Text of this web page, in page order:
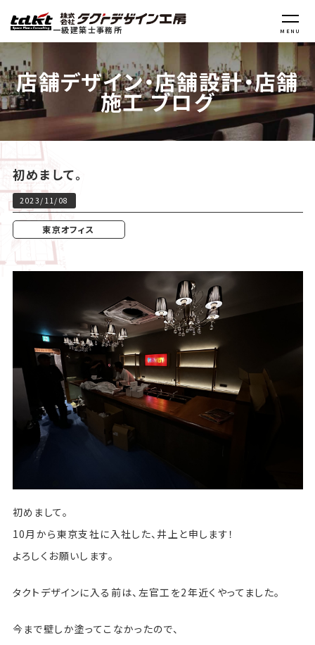
一級建築士事務所 MENU
店舗デザイン・店舗設計・店舗
施工 ブログ
初めまして。
2023/11/08
東京オフィス
初めまして。
10月から東京支社に入社した、井上と申します！
よろしくお願いします。
タクトデザインに入る前は、左官工を2年近くやってました。
今まで壁しか塗ってこなかったので、